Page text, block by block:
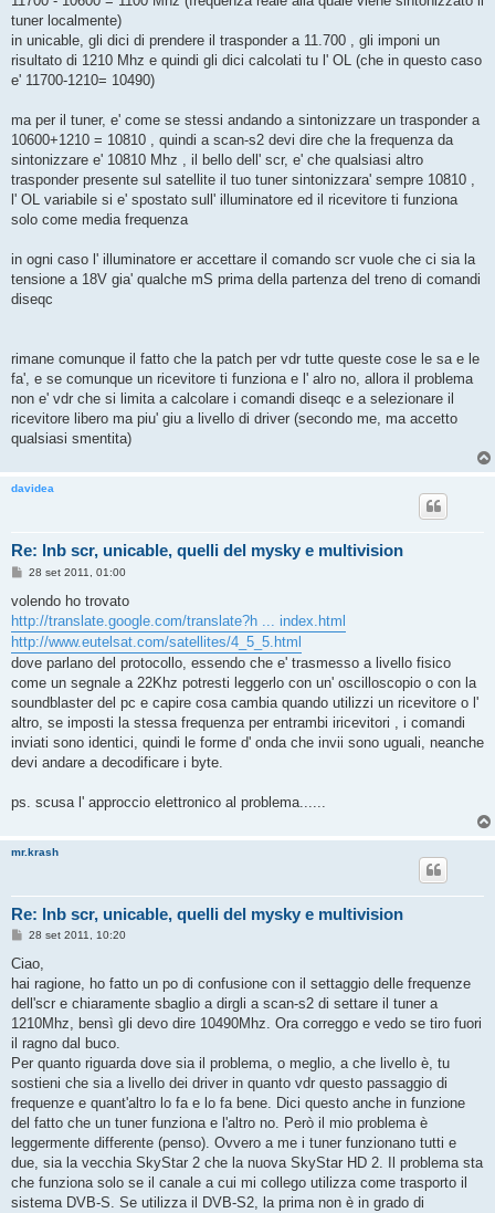
tuner localmente)
in unicable, gli dici di prendere il trasponder a 11.700 , gli imponi un
risultato di 1210 Mhz e quindi gli dici calcolati tu l' OL (che in questo caso
e' 11700-1210= 10490)
ma per il tuner, e' come se stessi andando a sintonizzare un trasponder a
10600+1210 = 10810 , quindi a scan-s2 devi dire che la frequenza da
sintonizzare e' 10810 Mhz , il bello dell' scr, e' che qualsiasi altro
trasponder presente sul satellite il tuo tuner sintonizzara' sempre 10810 ,
l' OL variabile si e' spostato sull' illuminatore ed il ricevitore ti funziona
solo come media frequenza
in ogni caso l' illuminatore er accettare il comando scr vuole che ci sia la
tensione a 18V gia' qualche mS prima della partenza del treno di comandi
diseqc
rimane comunque il fatto che la patch per vdr tutte queste cose le sa e le
fa', e se comunque un ricevitore ti funziona e l' alro no, allora il problema
non e' vdr che si limita a calcolare i comandi diseqc e a selezionare il
ricevitore libero ma piu' giu a livello di driver (secondo me, ma accetto
qualsiasi smentita)
davidea
Re: lnb scr, unicable, quelli del mysky e multivision
M
s
a
g
g
i
28 set 2011, 01:00
volendo ho trovato
http://translate.google.com/translate?h ... index.html
http://www.eutelsat.com/satellites/4_5_5.html
dove parlano del protocollo, essendo che e' trasmesso a livello fisico
come un segnale a 22Khz potresti leggerlo con un' oscilloscopio o con la
soundblaster del pc e capire cosa cambia quando utilizzi un ricevitore o l'
altro, se imposti la stessa frequenza per entrambi iricevitori , i comandi
inviati sono identici, quindi le forme d' onda che invii sono uguali, neanche
devi andare a decodificare i byte.
ps. scusa l' approccio elettronico al problema......
mr.krash
Re: lnb scr, unicable, quelli del mysky e multivision
M
s
a
g
i
o
28 set 2011, 10:20
Ciao,
hai ragione, ho fatto un po di confusione con il settaggio delle frequenze
dell'scr e chiaramente sbaglio a dirgli a scan-s2 di settare il tuner a
1210Mhz, bensì gli devo dire 10490Mhz. Ora correggo e vedo se tiro fuori
il ragno dal buco.
Per quanto riguarda dove sia il problema, o meglio, a che livello è, tu
sostieni che sia a livello dei driver in quanto vdr questo passaggio di
frequenze e quant'altro lo fa e lo fa bene. Dici questo anche in funzione
del fatto che un tuner funziona e l'altro no. Però il mio problema è
leggermente differente (penso). Ovvero a me i tuner funzionano tutti e
due, sia la vecchia SkyStar 2 che la nuova SkyStar HD 2. Il problema sta
che funziona solo se il canale a cui mi collego utilizza come trasporto il
sistema DVB-S. Se utilizza il DVB-S2, la prima non è in grado di